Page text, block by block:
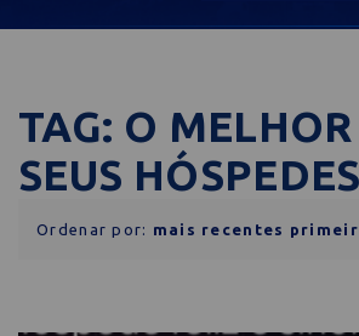
TAG: O
SEUS HÓSPEDES
Ordenar por: